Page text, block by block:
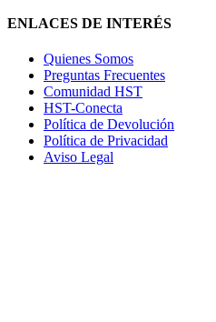
ENLACES DE INTERÉS
Quienes Somos
Preguntas Frecuentes
Comunidad HST
HST-Conecta
Política de Devolución
Política de Privacidad
Aviso Legal